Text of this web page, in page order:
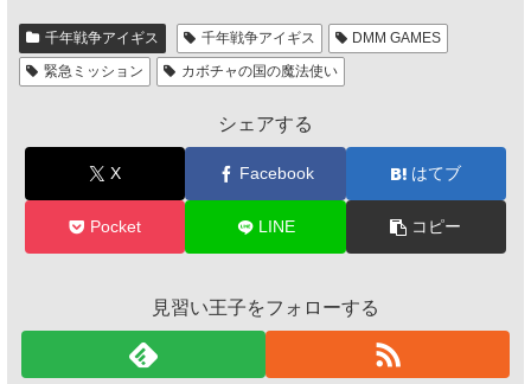
千年戦争アイギス 千年戦争アイギス
DMM GAMES
緊急ミッション
カボチャの国の魔法使い
シェアする
X Facebook はてブ
Pocket LINE コピー
見習い王子をフォローする